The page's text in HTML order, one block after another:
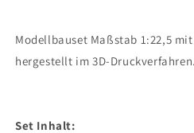
Modellbauset Maßstab 1:22,5
hergestellt im 3D-Druckverfahren.
Set Inhalt: